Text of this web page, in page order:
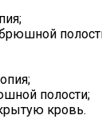
полости;
кровь.